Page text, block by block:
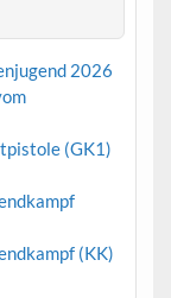
2026
(GK1)
(KK)